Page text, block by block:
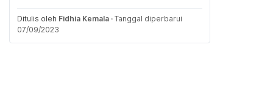
Ditulis oleh Fidhia Kemala · Tanggal diperbarui
07/09/2023